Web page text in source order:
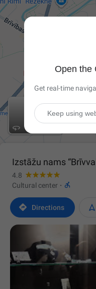

Izstāžu nams
4.8
Cultural center · 
 Directions 
Open the
Get real-time
Keep using